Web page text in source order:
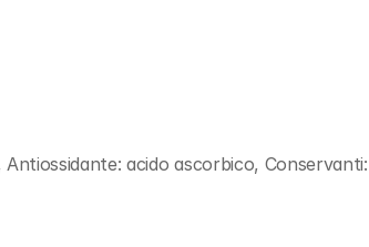
acido ascorbico,